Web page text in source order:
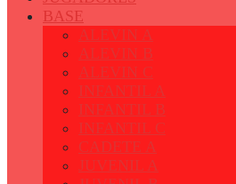
BASE
ALEVIN A
ALEVIN B
ALEVIN C
INFANTIL A
INFANTIL B
INFANTIL C
CADETE A
JUVENIL A